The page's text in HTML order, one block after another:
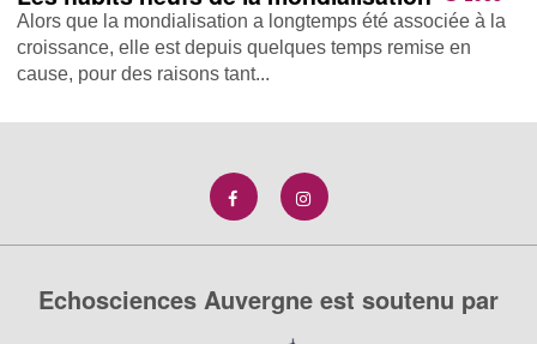
Alors que la mondialisation a longtemps été associée à la
croissance, elle est depuis quelques temps remise en
cause, pour des raisons tant...
Echosciences Auvergne est soutenu par